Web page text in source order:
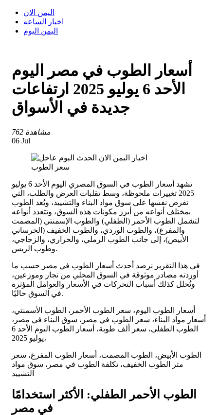
اليمن الان
اخبار الساعه
اليمن اليوم
أسعار الطوب في مصر اليوم
الأحد 6 يوليو 2025 ارتفاعات
جديدة في الأسواق
762 مشاهدة
06 Jul
سعر الطوب
تشهد أسعار الطوب في السوق المصري اليوم الأحد 6 يوليو
2025 تغييرات ملحوظة، وسط تقلبات العرض والطلب، التي
تفرض نفسها على سوق مواد البناء والتشييد، ويُعد الطوب
بمختلف أنواعه من أبرز مكونات هذه السوق، وتتعدد أنواعه
لتشمل الطوب الأحمر (الطفلي) والطوب الإسمنتي (المصمت
والمفرغ)، والطوب الوردي، والطوب الخفيف (الخرساني
الأبيض)، إلى جانب الطوب الرملي، والحراري، والزجاجي،
وطوب الربس.
في هذا التقرير نرصد أحدث أسعار الطوب في مصر حسب ما
أوردته مصادر موثوقة في السوق المحلي من تجار وموزعين،
ونُحلل كذلك أسباب التحركات في الأسعار والعوامل المؤثرة
في السوق حاليًا.
أسعار الطوب اليوم، سعر الطوب الأحمر، الطوب الأسمنتي،
أسعار مواد البناء، سعر الطوب في مصر، سوق البناء في مصر،
الطوب الطفلي، سعر ألف طوبة، أسعار الطوب اليوم الأحد 6
يوليو 2025،
الطوب الأبيض، الطوب المصمت، أسعار الطوب المفرغ، سعر
متر الطوب الخفيف، تكلفة الطوب في مصر، سوق مواد
التشييد
الطوب الأحمر الطفلي: الأكثر استخدامًا
في مصر